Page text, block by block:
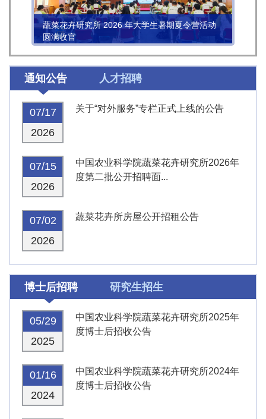
蔬菜花卉研究所 2026 年大学生暑期夏令营活动
圆满收官
通知公告 人才招聘
07/17
2026
关于“对外服务”专栏正式上线的公告
07/15
2026
中国农业科学院蔬菜花卉研究所2026年
度第二批公开招聘面...
07/02
2026
蔬菜花卉所房屋公开招租公告
博士后招聘 研究生招生
05/29
2025
中国农业科学院蔬菜花卉研究所2025年
度博士后招收公告
01/16
2024
中国农业科学院蔬菜花卉研究所2024年
度博士后招收公告